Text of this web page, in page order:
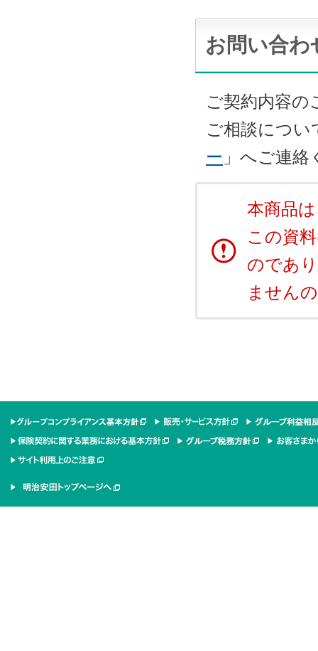
お問い合わ
ご契約内容の
ご相談につい
ー 」へご連
本商品
この資
のであ
ません